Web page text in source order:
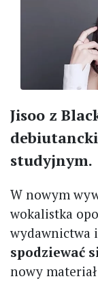
Jisoo z
studyjnym.
W nowym
wokalistka
wydawnictwa i
spodziewać
nowy